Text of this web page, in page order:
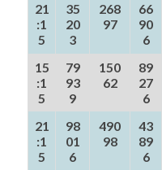
21
:1
5
35
20
3
268
97
66
90
6
15
:1
5
79
93
9
150
62
89
27
6
21
:1
5
98
01
6
490
98
43
89
6